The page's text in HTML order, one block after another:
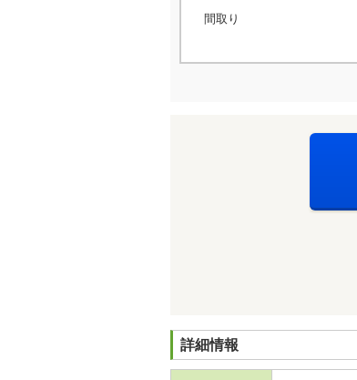
間取り
詳細情報